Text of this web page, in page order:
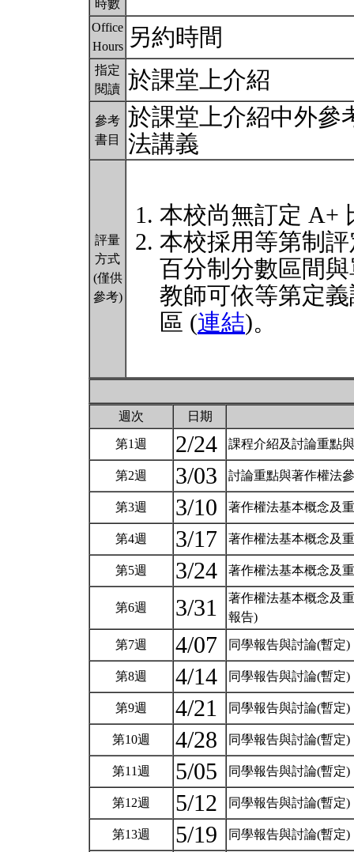
時數
Office
Hours
另約時間
指定
閱讀 於課堂上介紹
參考
書目
於課堂上介紹中外參
法講義
評量
方式
(僅供
參考)
本校尚無訂定 A+
本校採用等第制
百分制分數區間
教師可依等第定
區 (連結)。
週次 日期
第1週 2/24 課程介紹及討論重點
第2週 3/03 討論重點與著作權法
第3週 3/10 著作權法基本概念及
第4週 3/17 著作權法基本概念及
第5週 3/24 著作權法基本概念及
第6週 3/31
著作權法基本概念及
報告)
第7週 4/07 同學報告與討論(暫定)
第8週 4/14 同學報告與討論(暫定)
第9週 4/21 同學報告與討論(暫定)
第10週 4/28 同學報告與討論(暫定)
第11週 5/05 同學報告與討論(暫定)
第12週 5/12 同學報告與討論(暫定)
第13週 5/19 同學報告與討論(暫定)